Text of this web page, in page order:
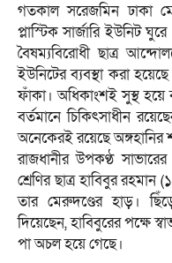
গতকাল সরেজমিন ঢাকা
প্লাস্টিক সার্জারি ইউনিট
বৈষম্যবিরোধী ছাত্র
ইউনিটের ব্যবস্থা করা
ফাঁকা। অধিকাংশই সুস্থ হয়ে
বর্তমানে চিকিৎসাধীন
অনেকেরই রয়েছে অঙ্গহানির
রাজধানীর উপকণ্ঠ
শ্রেণির ছাত্র হাবিবুর
তার মেরুদণ্ডের হাড়।
দিয়েছেন, হাবিবুরের পক্ষে
পা অচল হয়ে গেছে।